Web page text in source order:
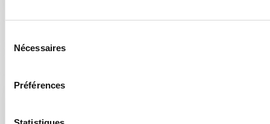
Nécessaires
Préférences
Agricoles 12 photos